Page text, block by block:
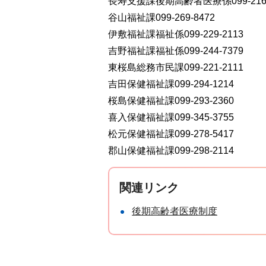
谷山福祉課099-269-8472
伊敷福祉課福祉係099-229-2113
吉野福祉課福祉係099-244-7379
東桜島総務市民課099-221-2111
吉田保健福祉課099-294-1214
桜島保健福祉課099-293-2360
喜入保健福祉課099-345-3755
松元保健福祉課099-278-5417
郡山保健福祉課099-298-2114
関連リンク
後期高齢者医療制度